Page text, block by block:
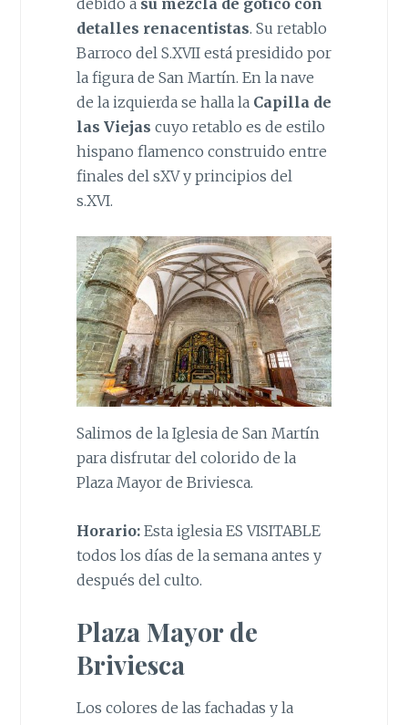
detalles renacentistas. Su retablo
Barroco del S.XVII está presidido por
la figura de San Martín. En la nave
de la izquierda se halla la Capilla de
las Viejas cuyo retablo es de estilo
hispano flamenco construido entre
finales del sXV y principios del
s.XVI.
Salimos de la Iglesia de San Martín
para disfrutar del colorido de la
Plaza Mayor de Briviesca.
Horario: Esta iglesia ES VISITABLE
todos los días de la semana antes y
después del culto.
Plaza Mayor de
Briviesca
Los colores de las fachadas y la